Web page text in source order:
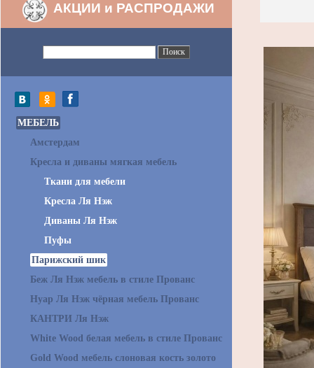
АКЦИИ и РАСПРОДАЖИ
МЕБЕЛЬ
Амстердам
Кресла и диваны мягкая мебель
Ткани для мебели
Кресла Ля Нэж
Диваны Ля Нэж
Пуфы
Парижский шик
Беж Ля Нэж мебель в стиле Прованс
Нуар Ля Нэж чёрная мебель Прованс
КАНТРИ Ля Нэж
White Wood белая мебель в стиле Прованс
Gold Wood мебель слоновая кость золото